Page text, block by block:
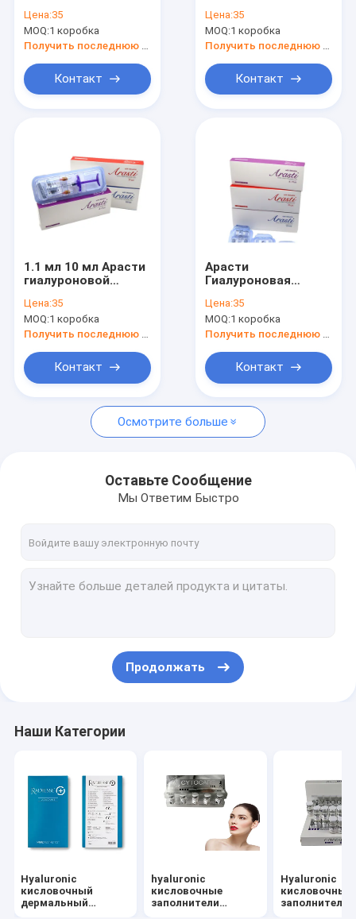
О нас
Путешествие фабрики
Новости
Спросите цитату
hyaluronic кисловочные заполнители морщинки
Потоки PDO PCL PLLA
Пептид протеина золота
Женский затягивая гель
Набор Derma строгая
Микро- игла Cannula
кислота DermaLip
Augmentation
Инъекционный
наполнитель
Цена:35
MOQ:1 коробка
Получить последнюю цену
Контакт
кислота DermaLip
Augmentation
Инъекционный
наполнитель
Цена:35
MOQ:1 коробка
Получить последнюю цену
Контакт
1.1 мл 10 мл Арасти
гиалуроновой
Augmentation
Injectable Dermal
Filler Full Lip
Цена:35
MOQ:1 коробка
Получить последнюю цену
Контакт
Арасти
Гиалуроновая
губ Инъекционный
Dermal Filler Lip Full
Wrinkles Remove
Цена:35
MOQ:1 коробка
Получить последнюю цену
Контакт
Осмотрите больше
Оставьте Сообщение
Мы Ответим Быстро
Продолжать
Наши Категории
Hyaluronic
кисловочный
дермальный
hyaluronic
кисловочные
заполнители
Hyaluronic
кисловочный
заполнитель